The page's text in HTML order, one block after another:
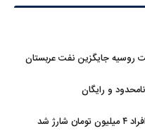
روسیه جایگزین نفت عربستان
شد